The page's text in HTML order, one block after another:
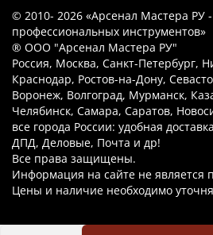
© 2010- 2026 «Арсенал Мастера РУ
профессиональных инструментов»
® ООО "Арсенал Мастера РУ"
Россия, Москва, Санкт-Петербург,
Краснодар, Ростов-на-Дону,
Воронеж, Волгоград, Мурманск,
Челябинск, Самара, Саратов,
все города России: удобная
ДПД, Деловые, Почта и др!
Все права защищены.
Информация на сайте не является
Цены и наличие необходимо